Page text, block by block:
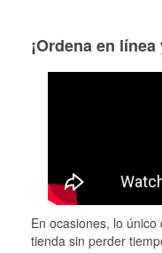
¡Ordena en
En ocasiones, lo
tienda sin perder